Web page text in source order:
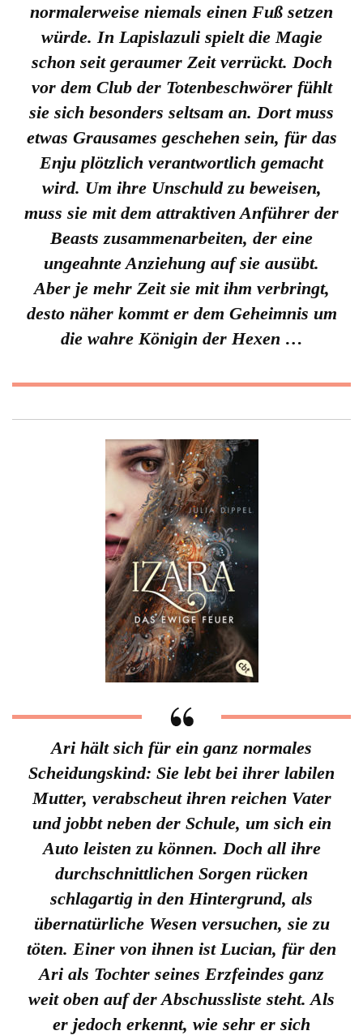
normalerweise niemals einen Fuß setzen
würde. In Lapislazuli spielt die Magie
schon seit geraumer Zeit verrückt. Doch
vor dem Club der Totenbeschwörer fühlt
sie sich besonders seltsam an. Dort muss
etwas Grausames geschehen sein, für das
Enju plötzlich verantwortlich gemacht
wird. Um ihre Unschuld zu beweisen,
muss sie mit dem attraktiven Anführer der
Beasts zusammenarbeiten, der eine
ungeahnte Anziehung auf sie ausübt.
Aber je mehr Zeit sie mit ihm verbringt,
desto näher kommt er dem Geheimnis um
die wahre Königin der Hexen …
Ari hält sich für ein ganz normales
Scheidungskind: Sie lebt bei ihrer labilen
Mutter, verabscheut ihren reichen Vater
und jobbt neben der Schule, um sich ein
Auto leisten zu können. Doch all ihre
durchschnittlichen Sorgen rücken
schlagartig in den Hintergrund, als
übernatürliche Wesen versuchen, sie zu
töten. Einer von ihnen ist Lucian, für den
Ari als Tochter seines Erzfeindes ganz
weit oben auf der Abschussliste steht. Als
er jedoch erkennt, wie sehr er sich